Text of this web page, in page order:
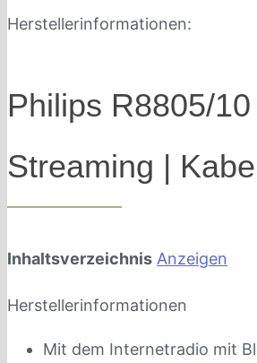
Herstellerinformationen:
Philips R8805/
Streaming |
Inhaltsverzeichnis Anzeigen
Herstellerinformationen
Mit dem Internetradio mit